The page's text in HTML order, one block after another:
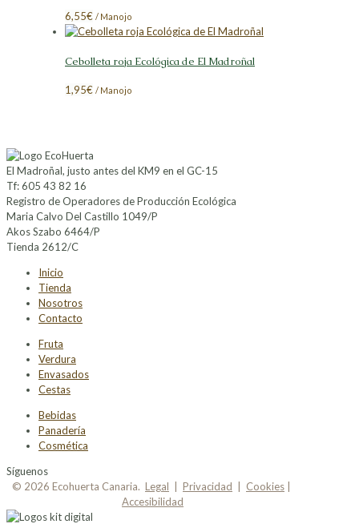
6,55€ / Manojo
Cebolleta roja Ecológica de El Madroñal
1,95€ / Manojo
El Madroñal, justo antes del KM9 en el GC-15
Tf: 605 43 82 16
Registro de Operadores de Producción Ecológica
Maria Calvo Del Castillo 1049/P
Akos Szabo 6464/P
Tienda 2612/C
Inicio
Tienda
Nosotros
Contacto
Fruta
Verdura
Envasados
Cestas
Bebidas
Panadería
Cosmética
Síguenos
© 2026 Ecohuerta Canaria. Legal Privacidad Cookies
Accesibilidad